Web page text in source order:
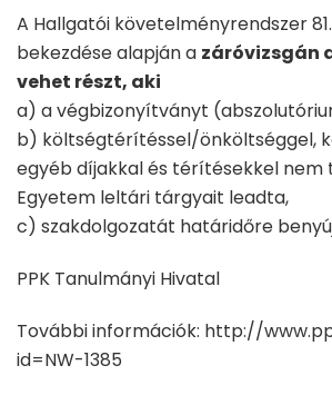
A Hallgatói követelményrendszer
bekezdése alapján a záróvizsgán
vehet részt, aki
a) a végbizonyítványt
b) költségtérítéssel/önköltséggel,
egyéb díjakkal és térítésekkel nem
Egyetem leltári tárgyait leadta,
c) szakdolgozatát határidőre
PPK Tanulmányi Hivatal
További információk: http://
id=NW-1385